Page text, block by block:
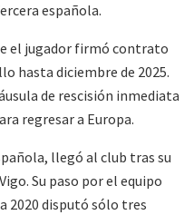
española.
el jugador firmó contrato
hasta diciembre de 2025.
de rescisión inmediata
regresar a Europa.
llegó al club tras su
Su paso por el equipo
2020 disputó sólo tres